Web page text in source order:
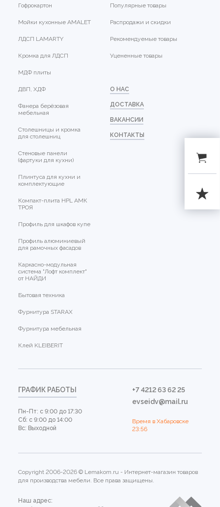
Гофрокартон
Мойки кухонные AMALET
ЛДСП LAMARTY
Кромка для ЛДСП
МДФ плиты
ДВП, ХДФ
Фанера берёзовая
мебельная
Столешницы и кромка
для столешниц
Стеновые панели
(фартуки для кухни)
Плинтуса для кухни и
комплектующие
Компакт-плита HPL АМК
ТРОЯ
Профиль для шкафов купе
Профиль алюминиевый
для рамочных фасадов
Каркасно-модульная
система "Лофт комплект"
от НАЙДИ
Бытовая техника
Фурнитура STARAX
Фурнитура мебельная
Клей KLEIBERIT
Популярные товары
Распродажи и скидки
Рекомендуемые товары
Уцененные товары
О НАС
ДОСТАВКА
ВАКАНСИИ
КОНТАКТЫ
ГРАФИК РАБОТЫ
Пн-Пт: с 9:00 до 17:30
Сб: с 9:00 до 14:00
Вс: Выходной
+7 4212 63 62 25
evseidv@mail.ru
Время в Хабаровске
23:56
Copyright 2006-2026 © Lemakom.ru - Интернет-магазин товаров
для производства мебели. Все права защищены.
Наш адрес: